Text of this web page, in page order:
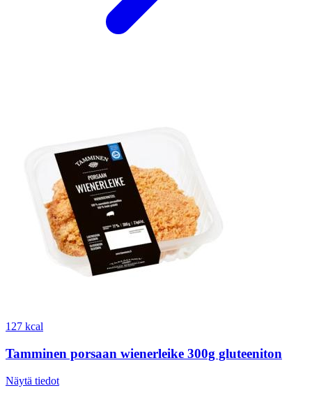
127 kcal
Tamminen porsaan wienerleike 300g gluteeniton
Näytä tiedot